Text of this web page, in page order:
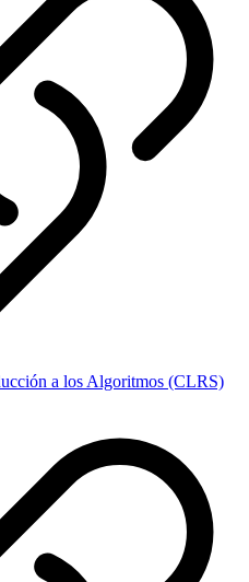
a los Algoritmos (CLRS)